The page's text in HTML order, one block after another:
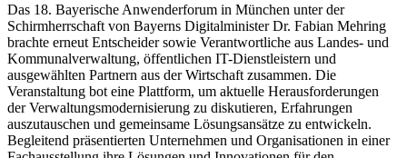
Das 18. Bayerische Anwenderforum in München unter der
Schirmherrschaft von Bayerns Digitalminister Dr. Fabian Mehring
brachte erneut Entscheider sowie Verantwortliche aus Landes- und
Kommunalverwaltung, öffentlichen IT-Dienstleistern und
ausgewählten Partnern aus der Wirtschaft zusammen. Die
Veranstaltung bot eine Plattform, um aktuelle Herausforderungen
der Verwaltungsmodernisierung zu diskutieren, Erfahrungen
auszutauschen und gemeinsame Lösungsansätze zu entwickeln.
Begleitend präsentierten Unternehmen und Organisationen in einer